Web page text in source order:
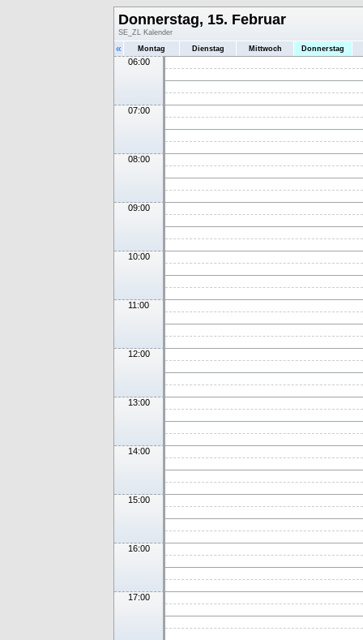
Donnerstag, 15. Februar
SE_ZL Kalender
« Montag Dienstag Mittwoch Donnerstag
06:00
07:00
08:00
09:00
10:00
11:00
12:00
13:00
14:00
15:00
16:00
17:00